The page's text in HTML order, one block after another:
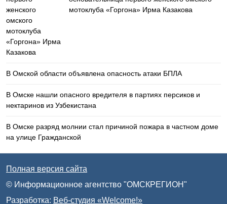
мотоклуба «Горгона» Ирма Казакова
В Омской области объявлена опасность атаки БПЛА
В Омске нашли опасного вредителя в партиях персиков и
нектаринов из Узбекистана
В Омске разряд молнии стал причиной пожара в частном доме
на улице Гражданской
Полная версия сайта
© Информационное агентство "ОМСКРЕГИОН"
Разработка: Веб-студия «Welcome!»